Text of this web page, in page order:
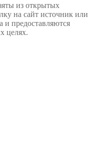
из открытых
на сайт источник или
и предоставляются
целях.